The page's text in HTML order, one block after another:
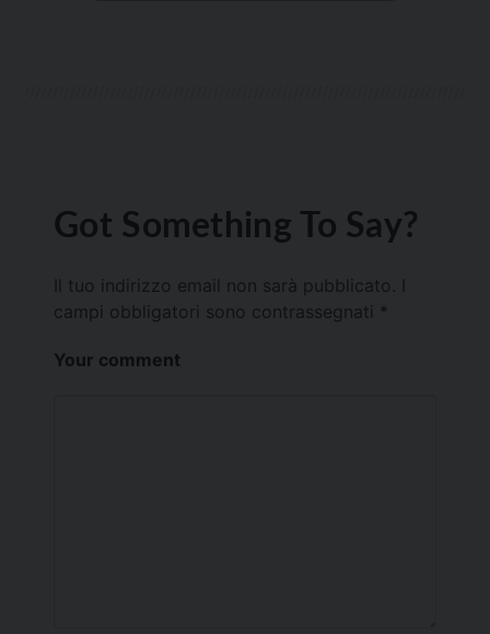
Got Something To Say?
Il tuo indirizzo email non sarà pubblicato.
campi obbligatori sono contrassegnati *
Your comment